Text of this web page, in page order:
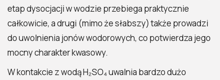
etap dysocjacji w wodzie przebiega praktycznie
całkowicie, a drugi (mimo że słabszy) także prowadzi
do uwolnienia jonów wodorowych, co potwierdza jego
mocny charakter kwasowy.
W kontakcie z wodą H₂SO₄ uwalnia bardzo dużo